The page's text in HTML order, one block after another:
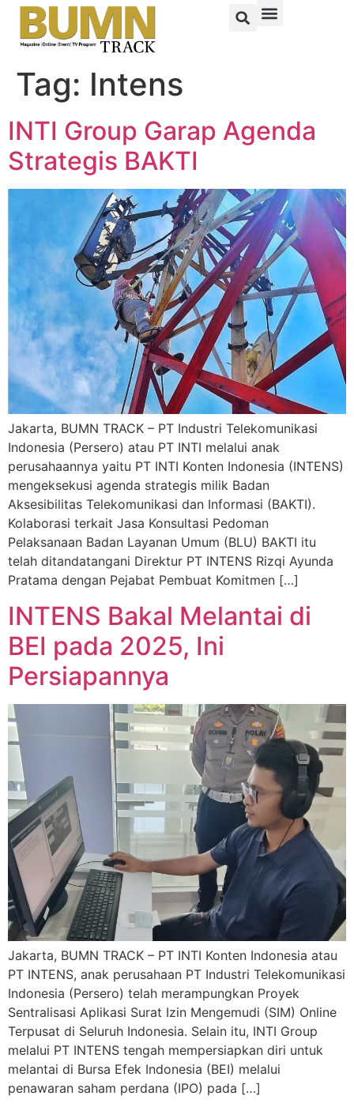
Tag: Intens
INTI Group Garap Agenda
Strategis BAKTI
Jakarta, BUMN TRACK – PT Industri Telekomunikasi
Indonesia (Persero) atau PT INTI melalui anak
perusahaannya yaitu PT INTI Konten Indonesia (INTENS)
mengeksekusi agenda strategis milik Badan
Aksesibilitas Telekomunikasi dan Informasi (BAKTI).
Kolaborasi terkait Jasa Konsultasi Pedoman
Pelaksanaan Badan Layanan Umum (BLU) BAKTI itu
telah ditandatangani Direktur PT INTENS Rizqi Ayunda
Pratama dengan Pejabat Pembuat Komitmen […]
INTENS Bakal Melantai di
BEI pada 2025, Ini
Persiapannya
Jakarta, BUMN TRACK – PT INTI Konten Indonesia atau
PT INTENS, anak perusahaan PT Industri Telekomunikasi
Indonesia (Persero) telah merampungkan Proyek
Sentralisasi Aplikasi Surat Izin Mengemudi (SIM) Online
Terpusat di Seluruh Indonesia. Selain itu, INTI Group
melalui PT INTENS tengah mempersiapkan diri untuk
melantai di Bursa Efek Indonesia (BEI) melalui
penawaran saham perdana (IPO) pada […]